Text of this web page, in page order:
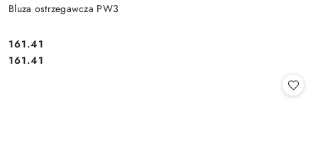
Bluza ostrzegawcza PW3
Cena:
161.41
Cena:
161.41